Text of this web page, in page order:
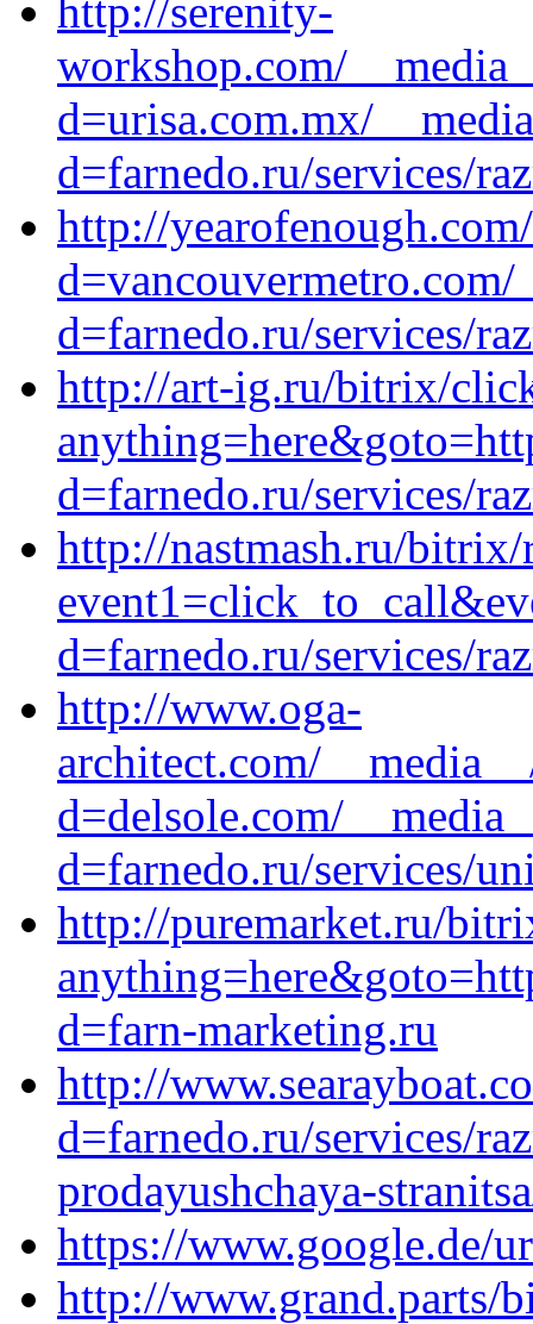
http://serenity-
workshop.com/
d=urisa.com.mx/
d=farnedo.ru/services/
http://
d=vancouvermetro.com/
d=farnedo.ru/services/
http://art-ig.ru/bitrix/
d=farnedo.ru/services/
http://nastmash.ru/bitrix/
d=farnedo.ru/services/
http://www.oga-
architect.com/
d=delsole.com/
d=farnedo.ru/services/
http://puremarket.ru/
d=farn-marketing.ru
http://
d=farnedo.ru/services/
prodayushchaya-
https://www.google.de/
http://www.grand.parts/